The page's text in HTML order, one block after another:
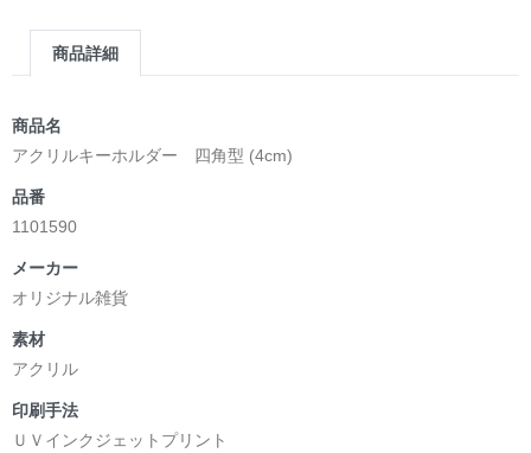
商品詳細
商品名
アクリルキーホルダー 四角型 (4cm)
品番
1101590
メーカー
オリジナル雑貨
素材
アクリル
印刷手法
ＵＶインクジェットプリント